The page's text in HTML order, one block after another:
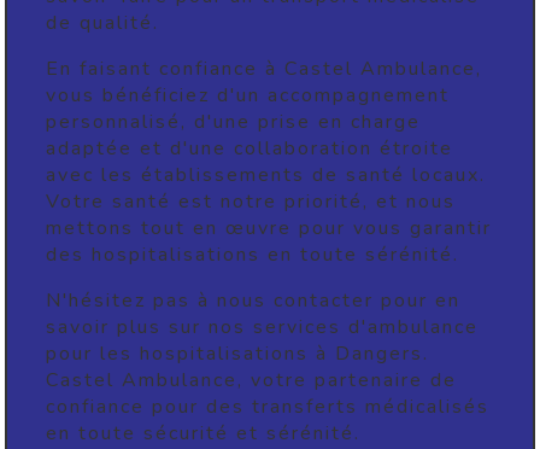
de qualité.
En faisant confiance à Castel Ambulance,
vous bénéficiez d'un accompagnement
personnalisé, d'une prise en charge
adaptée et d'une collaboration étroite
avec les établissements de santé locaux.
Votre santé est notre priorité, et nous
mettons tout en œuvre pour vous garantir
des hospitalisations en toute sérénité.
N'hésitez pas à nous contacter pour en
savoir plus sur nos services d'ambulance
pour les hospitalisations à Dangers.
Castel Ambulance, votre partenaire de
confiance pour des transferts médicalisés
en toute sécurité et sérénité.